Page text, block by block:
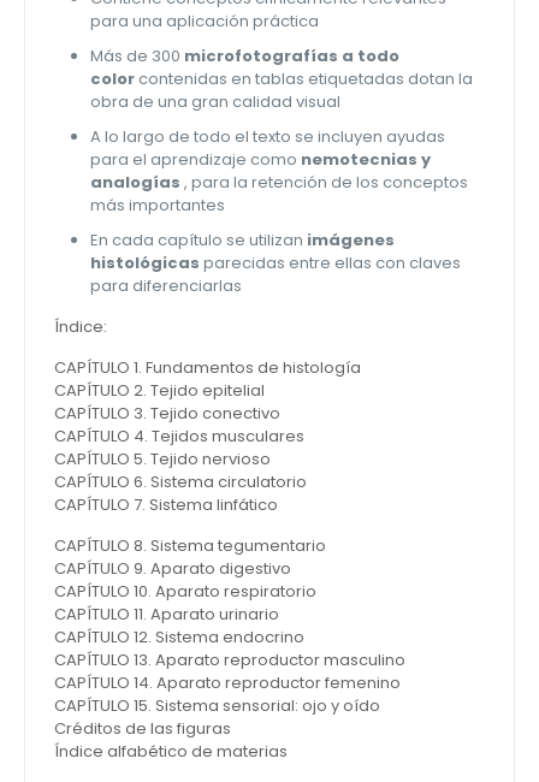
para una aplicación práctica
Más de 300 microfotografías a todo
color contenidas en tablas etiquetadas dotan la
obra de una gran calidad visual
A lo largo de todo el texto se incluyen ayudas
para el aprendizaje como nemotecnias y
analogías , para la retención de los conceptos
más importantes
En cada capítulo se utilizan imágenes
histológicas parecidas entre ellas con claves
para diferenciarlas
Índice:
CAPÍTULO 1. Fundamentos de histología
CAPÍTULO 2. Tejido epitelial
CAPÍTULO 3. Tejido conectivo
CAPÍTULO 4. Tejidos musculares
CAPÍTULO 5. Tejido nervioso
CAPÍTULO 6. Sistema circulatorio
CAPÍTULO 7. Sistema linfático
CAPÍTULO 8. Sistema tegumentario
CAPÍTULO 9. Aparato digestivo
CAPÍTULO 10. Aparato respiratorio
CAPÍTULO 11. Aparato urinario
CAPÍTULO 12. Sistema endocrino
CAPÍTULO 13. Aparato reproductor masculino
CAPÍTULO 14. Aparato reproductor femenino
CAPÍTULO 15. Sistema sensorial: ojo y oído
Créditos de las figuras
Índice alfabético de materias